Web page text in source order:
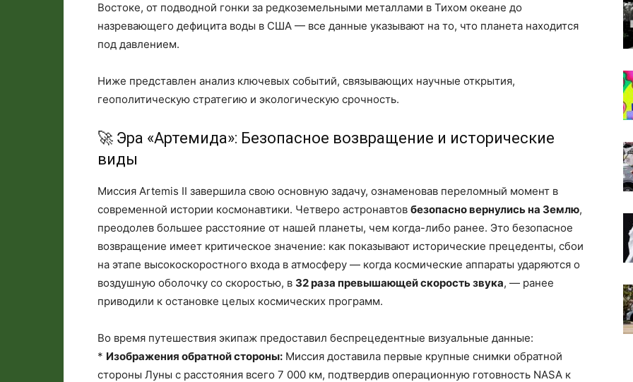
Востоке, от подводной гонки за редкоземельными металлами в Тихом океане до
назревающего дефицита воды в США — все данные указывают на то, что планета находится
под давлением.
Ниже представлен анализ ключевых событий, связывающих научные открытия,
геополитическую стратегию и экологическую срочность.
🚀 Эра «Артемида»: Безопасное возвращение и исторические
виды
Миссия Artemis II завершила свою основную задачу, ознаменовав переломный момент в
современной истории космонавтики. Четверо астронавтов безопасно вернулись на Землю,
преодолев большее расстояние от нашей планеты, чем когда-либо ранее. Это безопасное
возвращение имеет критическое значение: как показывают исторические прецеденты, сбои
на этапе высокоскоростного входа в атмосферу — когда космические аппараты ударяются о
воздушную оболочку со скоростью, в 32 раза превышающей скорость звука, — ранее
приводили к остановке целых космических программ.
Во время путешествия экипаж предоставил беспрецедентные визуальные данные:
* Изображения обратной стороны: Миссия доставила первые крупные снимки обратной
стороны Луны с расстояния всего 7 000 км, подтвердив операционную готовность NASA к